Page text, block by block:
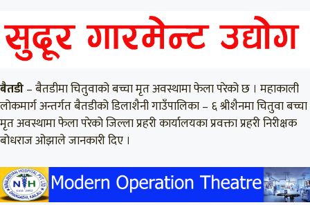
बैतडी– बैतडीमा चितुवाको बच्चा मृत अवस्थामा फेला परेको छ । महाकाली
लोकमार्ग अन्तर्गत बैतडीको डिलाशैनी गाउँपालिका – ६ श्रीशैनमा चितुवा बच्चा
मृत अवस्थामा फेला परेको जिल्ला प्रहरी कार्यालयका प्रवक्ता प्रहरी निरीक्षक
बोधराज ओझाले जानकारी दिए ।